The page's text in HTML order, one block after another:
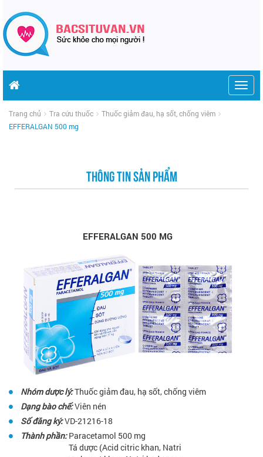
Trang chủ Tra cứu thuốc
Thuốc giảm đau, hạ sốt, chống viêm
EFFERALGAN 500 mg
THÔNG TIN SẢN PHẨM
EFFERALGAN 500 MG
Nhóm dược lý:Thuốc giảm đau, hạ sốt, chống viêm
Dạng bào chế:Viên nén
Số đăng ký:VD-21216-18
Thành phần: Paracetamol 500 mg
Tá dược (Acid citric khan, Natri